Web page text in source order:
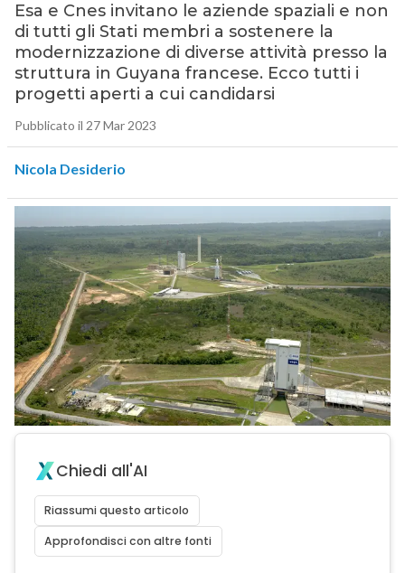
Esa e Cnes invitano le aziende spaziali e non
di tutti gli Stati membri a sostenere la
modernizzazione di diverse attività presso la
struttura in Guyana francese. Ecco tutti i
progetti aperti a cui candidarsi
Pubblicato il 27 Mar 2023
Nicola Desiderio
Chiedi all'AI
Riassumi questo articolo
Approfondisci con altre fonti